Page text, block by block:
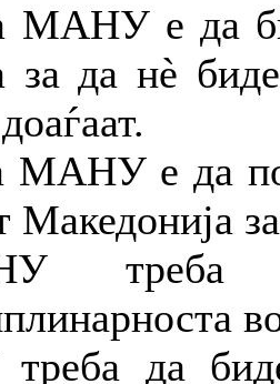
МАНУ е да
за да нè
МАНУ е да
Македонија
треба
да биде